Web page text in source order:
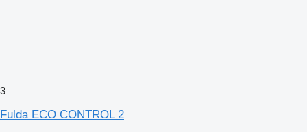
3
Fulda ECO CONTROL 2